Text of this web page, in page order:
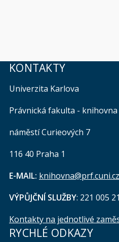
KONTAKTY
Univerzita Karlova
Právnická fakulta - knihovna
náměstí Curieových 7
116 40 Praha 1
E-MAIL: knihovna@prf.cuni.cz
VÝPŮJČNÍ SLUŽBY: 221 005
Kontakty na jednotlivé
RYCHLÉ ODKAZY